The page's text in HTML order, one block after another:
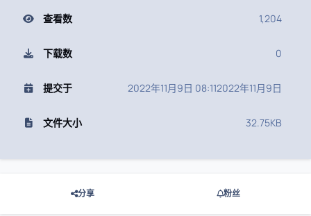
查看数 1,204
下载数 0
提交于 2022年11月9日 08:112022年11月9日
文件大小 32.75KB
分享 粉丝